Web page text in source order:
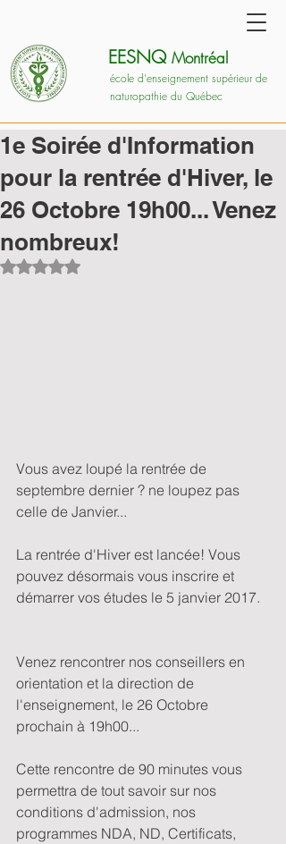
école d'enseignement supérieur de
naturopathie du Québec
EESNQ Montréal
1e Soirée d'Information
pour la rentrée d'Hiver, le
26 Octobre 19h00... Venez
nombreux!
Noté NaN étoiles sur 5.
Vous avez loupé la rentrée de
septembre dernier ? ne loupez pas
celle de Janvier...
La rentrée d'Hiver est lancée! Vous
pouvez désormais vous inscrire et
démarrer vos études le 5 janvier 2017.
Venez rencontrer nos conseillers en
orientation et la direction de
l'enseignement, le 26 Octobre
prochain à 19h00...
Cette rencontre de 90 minutes vous
permettra de tout savoir sur nos
conditions d'admission, nos
programmes NDA, ND, Certificats,